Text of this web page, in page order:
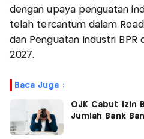
dengan upaya penguatan
telah tercantum dalam
dan Penguatan Industri BPR
2027.
Baca Juga :
OJK Cabut Izin
Jumlah Bank